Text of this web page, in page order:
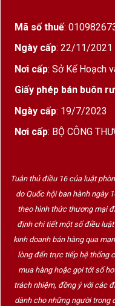
Mã số thuế:
Ngày cấp: 22/11/2021
Nơi cấp: Sở Kế Hoạch
Giấy phép bán buôn
Ngày cấp: 19/7/2023
Nơi cấp: BỘ CÔNG
Tuân thủ điều 16 của luật
do Quốc hội ban hành ngày
theo hình thức thương mại
định chi tiết một số điều
kinh doanh bán hàng qua
lòng đến trực tiếp hệ thống
mua hàng hoặc gọi tới số
trách nhiệm, đồng ý với các
dành cho những người trong